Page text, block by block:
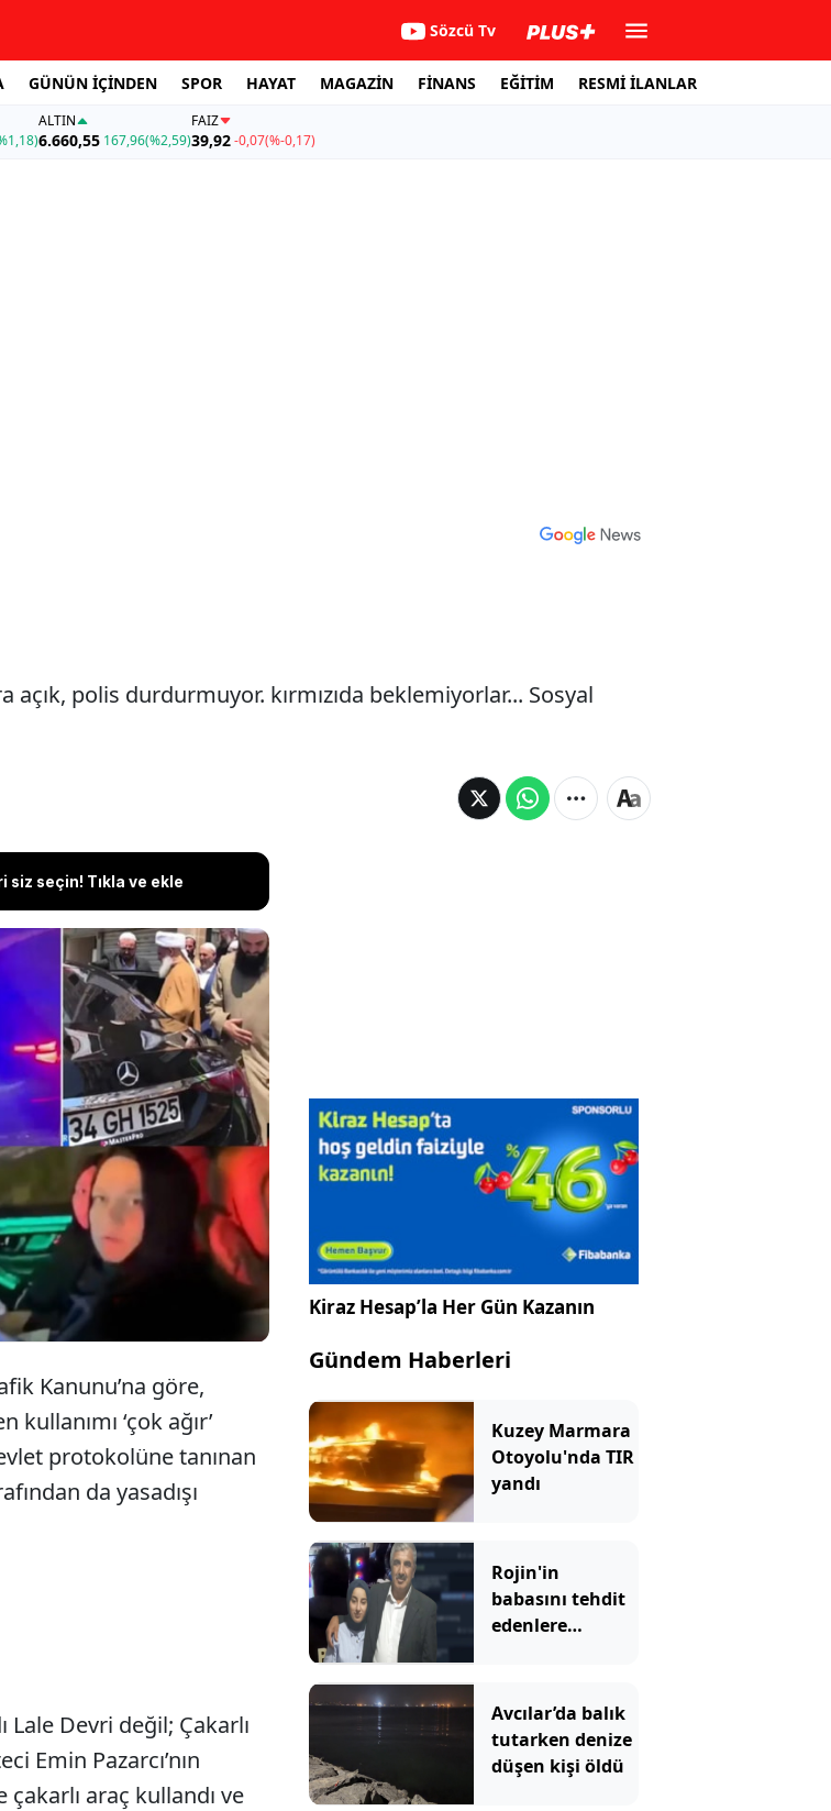
Sözcü Tv
GÜNÜN İÇİNDEN SPOR HAYAT MAGAZİN FİNANS EĞİTİM RESMİ İLANLAR
ALTIN
6.660,55 167,96(%2,59)
FAİZ
39,92-0,07(%-0,17)
açık, polis durdurmuyor. kırmızıda beklemiyorlar... Sosyal
siz seçin! Tıkla ve ekle
Emniyet şeridi onlara açık,
beklemiyorlar... Sosyal
dönüp bakmıyor.
Kanunu’na göre,
‘çok ağır’
protokolüne tanınan
da yasadışı
Lale Devri değil; Çakarlı
Emin Pazarcı’nın
çakarlı araç kullandı ve
Kiraz Hesap’la Her Gün Kazanın
Gündem Haberleri
Kuzey Marmara
Otoyolu'nda TIR
yandı
Rojin'in
babasını tehdit
edenlere
Avcılar’da balık
tutarken denize
düşen kişi öldü